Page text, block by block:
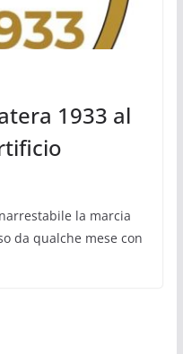
1933 al
la marcia
da qualche mese con